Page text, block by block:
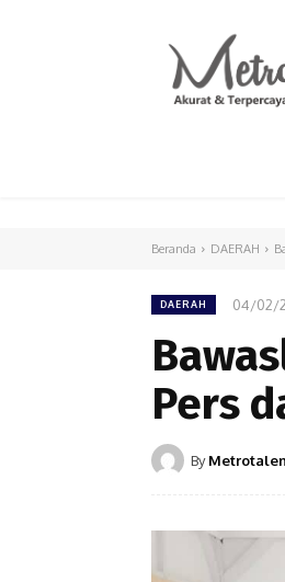
Beranda DAERAH
DAERAH 04/02/
Pers
By